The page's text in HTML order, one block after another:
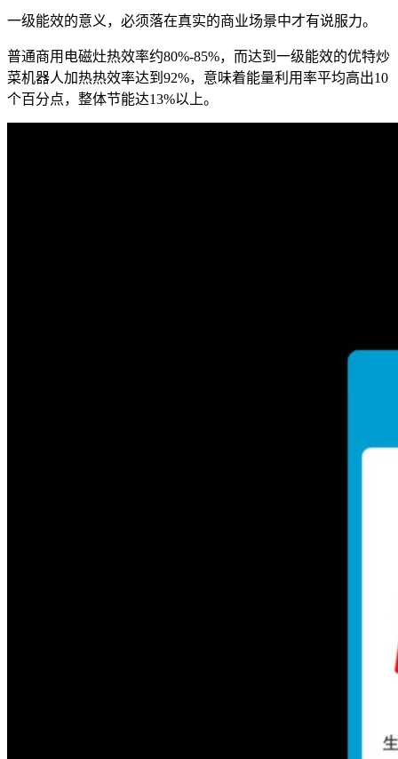
一级能效的意义，必须落在真实的商业场景中才有说服力。
普通商用电磁灶热效率约80%-85%，而达到一级能效的优特炒
菜机器人加热热效率达到92%，意味着能量利用率平均高出10
个百分点，整体节能达13%以上。